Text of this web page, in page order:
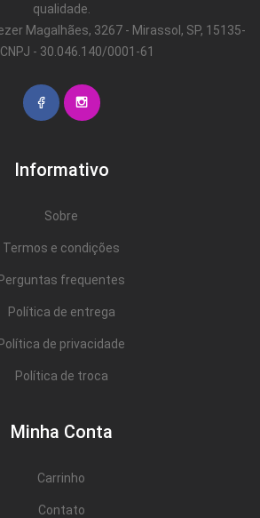
qualidade.
Magalhães, 3267 - Mirassol, SP, 15135-
- 30.046.140/0001-61
Informativo
Sobre
Termos e condições
Perguntas frequentes
Política de entrega
Política de privacidade
Política de troca
Minha Conta
Carrinho
Contato